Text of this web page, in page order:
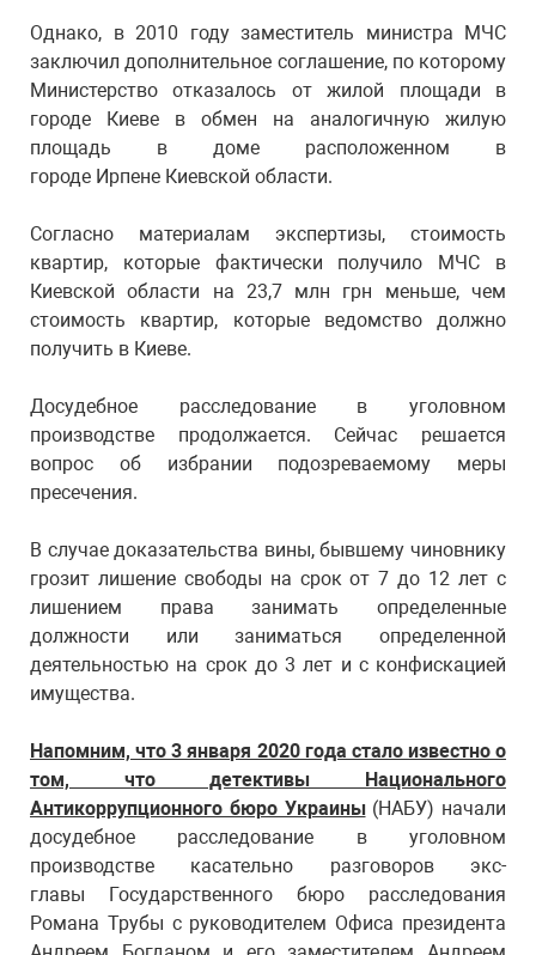
Однако, в 2010 году заместитель министра МЧС
заключил дополнительное соглашение, по которому
Министерство отказалось от жилой площади в
городе Киеве в обмен на аналогичную жилую
площадь в доме расположенном в
городе Ирпене Киевской области.
Согласно материалам экспертизы, стоимость
квартир, которые фактически получило МЧС в
Киевской области на 23,7 млн грн меньше, чем
стоимость квартир, которые ведомство должно
получить в Киеве.
Досудебное расследование в уголовном
производстве продолжается. Сейчас решается
вопрос об избрании подозреваемому меры
пресечения.
В случае доказательства вины, бывшему чиновнику
грозит лишение свободы на срок от 7 до 12 лет с
лишением права занимать определенные
должности или заниматься определенной
деятельностью на срок до 3 лет и с конфискацией
имущества.
Напомним, что 3 января 2020 года стало известно о
том, что детективы Национального
Антикоррупционного бюро Украины(НАБУ) начали
досудебное расследование в уголовном
производстве касательно разговоров экс-
главы Государственного бюро расследования
Романа Трубы с руководителем Офиса президента